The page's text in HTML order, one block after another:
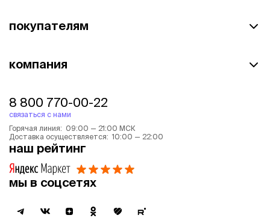
покупателям
компания
8 800 770-00-22
связаться с нами
Горячая линия: 09:00 — 21:00 МСК
Доставка осуществляется: 10:00 — 22:00
наш рейтинг
мы в соцсетях